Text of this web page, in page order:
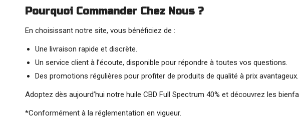
Pourquoi Commander Chez Nous ?
En choisissant notre site, vous bénéficiez de :
Une livraison rapide et discrète.
Un service client à l’écoute, disponible pour répondre à toutes vos questions.
Des promotions régulières pour profiter de produits de qualité à prix avantageux.
Adoptez dès aujourd’hui notre huile CBD Full Spectrum 40% et découvrez les
*Conformément à la réglementation en vigueur.